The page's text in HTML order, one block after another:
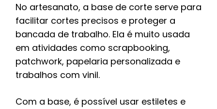
No artesanato, a base de corte serve para
facilitar cortes precisos e proteger a
bancada de trabalho. Ela é muito usada
em atividades como scrapbooking,
patchwork, papelaria personalizada e
trabalhos com vinil.
Com a base, é possível usar estiletes e